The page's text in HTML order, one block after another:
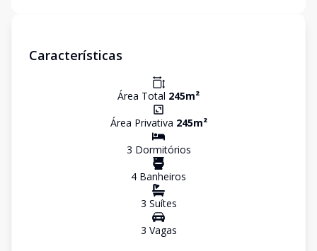
Características
Área Total 245m²
Área Privativa 245m²
3 Dormitórios
4 Banheiros
3 Suítes
3 Vagas